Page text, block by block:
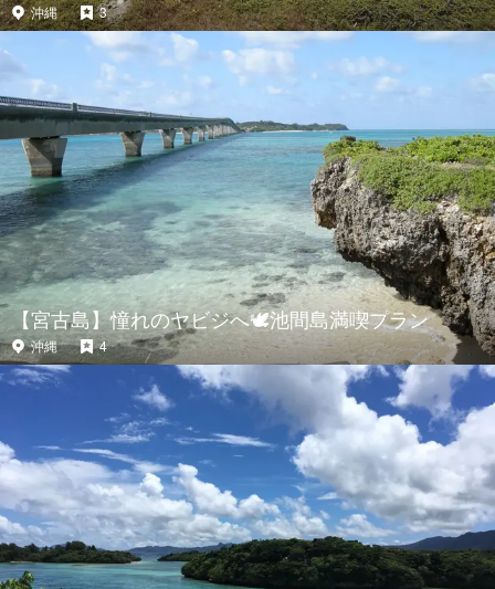
沖縄 3
【宮古島】憧れのヤビジへ🕊池間島満喫プラン
沖縄 4